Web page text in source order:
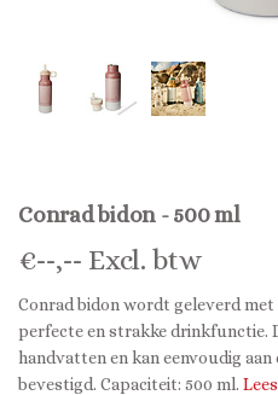
Conrad bidon - 500 ml
€--,-- Excl. btw
Conrad bidon wordt geleverd
perfecte en strakke drinkfunctie.
handvatten en kan eenvoudig
bevestigd. Capaciteit: 500 ml.